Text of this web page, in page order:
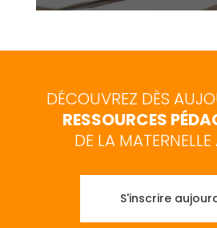
DÉCOUVREZ DÈS
RESSOURCES
DE LA
S'inscrire